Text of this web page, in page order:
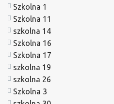
Szkolna 1
Szkolna 11
szkolna 14
Szkolna 16
Szkolna 17
szkolna 19
szkolna 26
Szkolna 3